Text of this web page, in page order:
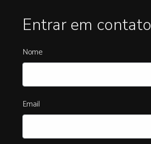
Entrar em contato
Nome
Email